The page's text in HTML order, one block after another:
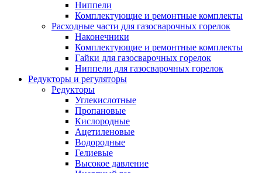
Ниппели
Комплектующие и ремонтные комплекты
Расходные части для газосварочных горелок
Наконечники
Комплектующие и ремонтные комплекты
Гайки для газосварочных горелок
Ниппели для газосварочных горелок
Редукторы и регуляторы
Редукторы
Углекислотные
Пропановые
Кислородные
Ацетиленовые
Водородные
Гелиевые
Высокое давление